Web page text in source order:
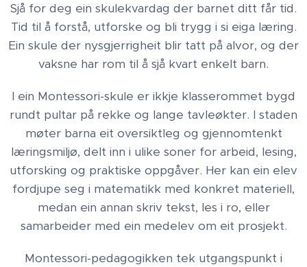
Sjå for deg ein skulekvardag der barnet ditt får tid.
Tid til å forstå, utforske og bli trygg i si eiga læring.
Ein skule der nysgjerrigheit blir tatt på alvor, og der
vaksne har rom til å sjå kvart enkelt barn.
I ein Montessori-skule er ikkje klasserommet bygd
rundt pultar på rekke og lange tavleøkter. I staden
møter barna eit oversiktleg og gjennomtenkt
læringsmiljø, delt inn i ulike soner for arbeid, lesing,
utforsking og praktiske oppgåver. Her kan ein elev
fordjupe seg i matematikk med konkret materiell,
medan ein annan skriv tekst, les i ro, eller
samarbeider med ein medelev om eit prosjekt.
Montessori-pedagogikken tek utgangspunkt i